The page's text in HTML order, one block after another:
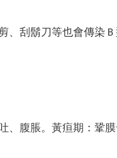
刮鬍刀等也會傳染 B
、腹脹。黃疸期：鞏